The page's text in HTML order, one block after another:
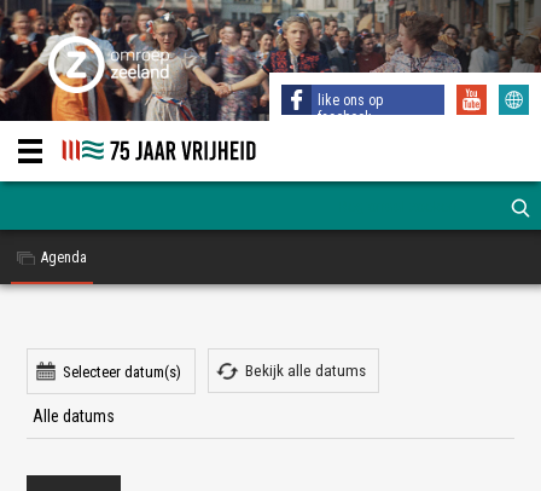
like ons op
facebook
Agenda
Selecteer datum(s) Bekijk alle datums